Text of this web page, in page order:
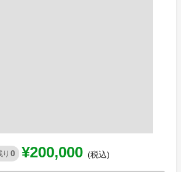
り 0 ¥200,000 (税込)